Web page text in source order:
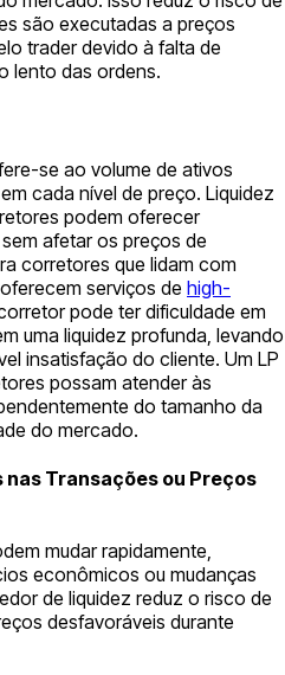
são executadas a preços
trader devido à falta de
lento das ordens.
se ao volume de ativos
cada nível de preço. Liquidez
podem oferecer
afetar os preços de
corretores que lidam com
serviços de high-
pode ter dificuldade em
uma liquidez profunda, levando
insatisfação do cliente. Um LP
possam atender às
do tamanho da
do mercado.
nas Transações ou Preços
mudar rapidamente,
econômicos ou mudanças
de liquidez reduz o risco de
desfavoráveis durante